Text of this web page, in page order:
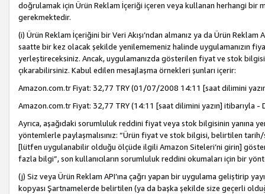
doğrulamak için Ürün Reklam İçeriği içeren veya kullanan herhangi bir
gerekmektedir.
(i) Ürün Reklam İçeriğini bir Veri Akışı’ndan almanız ya da Ürün
saatte bir kez olacak şekilde yenilememeniz halinde uygulamanızın
yerleştireceksiniz. Ancak, uygulamanızda gösterilen fiyat ve stok
çıkarabilirsiniz. Kabul edilen mesajlaşma örnekleri şunları içerir:
Amazon.com.tr Fiyat: 32,77 TRY (01/07/2008 14:11 [saat dilimini
Amazon.com.tr Fiyat: 32,77 TRY (14:11 [saat dilimini yazın] itibarıyla -
Ayrıca, aşağıdaki sorumluluk reddini fiyat veya stok bilgisinin yanına
yöntemlerle paylaşmalısınız: “Ürün fiyat ve stok bilgisi, belirtilen
[lütfen uygulanabilir olduğu ölçüde ilgili Amazon Siteleri’ni girin]
fazla bilgi”, son kullanıcıların sorumluluk reddini okumaları için bir
(j) Siz veya Ürün Reklam API’ına çağrı yapan bir uygulama geliştirip
kopyası Şartnamelerde belirtilen (ya da başka şekilde size geçerli